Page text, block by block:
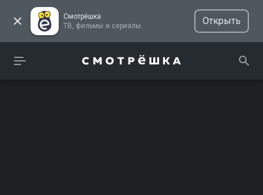
Смотрёшка
ТВ, фильмы и сериалы
Открыть